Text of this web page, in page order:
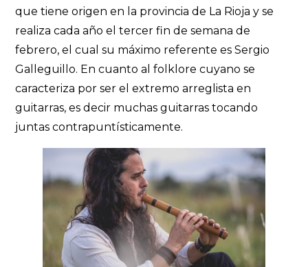
que tiene origen en la provincia de La Rioja y se
realiza cada año el tercer fin de semana de
febrero, el cual su máximo referente es Sergio
Galleguillo. En cuanto al folklore cuyano se
caracteriza por ser el extremo arreglista en
guitarras, es decir muchas guitarras tocando
juntas contrapuntísticamente.